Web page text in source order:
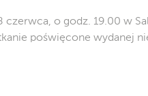
czerwca, o godz. 19.00 w
poświęcone wydanej